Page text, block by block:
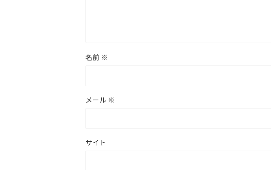
名前 ※
メール ※
サイト